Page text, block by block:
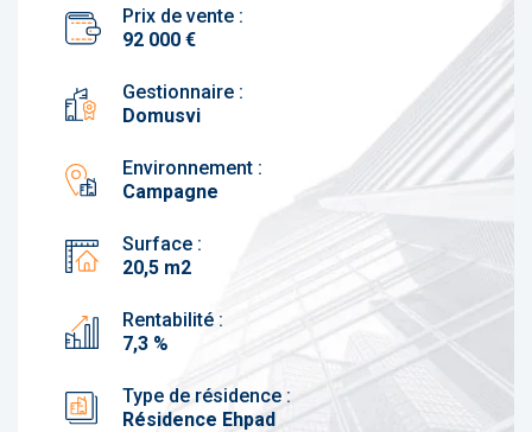
Prix de vente :
92 000 €
Gestionnaire :
Domusvi
Environnement :
Campagne
Surface :
20,5 m2
Rentabilité :
7,3 %
Type de résidence :
Résidence Ehpad